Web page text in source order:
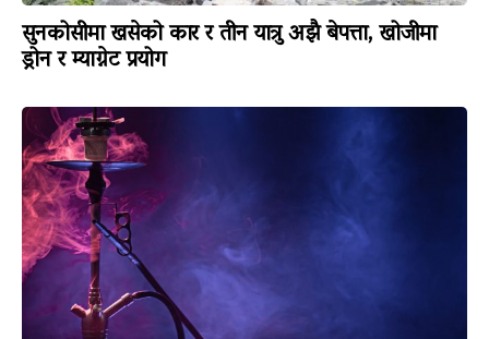
सुनकोसीमा खसेको कार र तीन यात्रु अझै बेपत्ता, खोजीमा
ड्रोन र म्याग्नेट प्रयोग